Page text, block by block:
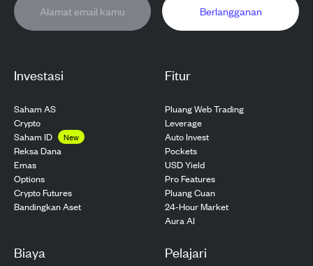
Investasi
Saham AS
Crypto
Saham ID
New
Reksa Dana
Emas
Options
Crypto Futures
Bandingkan Aset
Fitur
Pluang Web Trading
Leverage
Auto Invest
Pockets
USD Yield
Pro Features
Pluang Cuan
24-Hour Market
Aura AI
Biaya Pelajari
Berlangganan